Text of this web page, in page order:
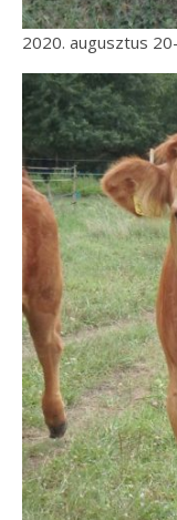
2020. augusztus